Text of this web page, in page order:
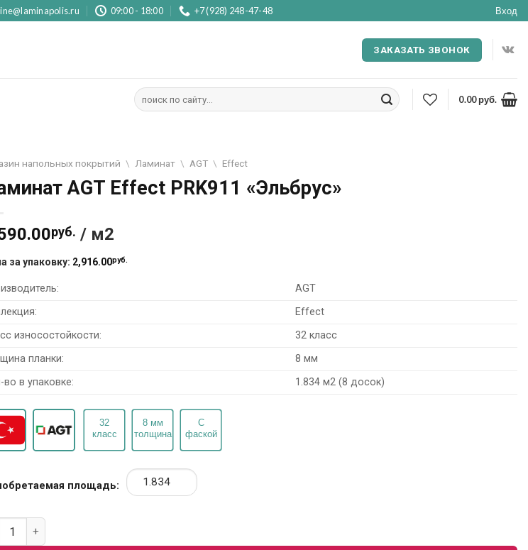
09:00 - 18:00 +7 (928) 248-47-48 Вход
ЗАКАЗАТЬ ЗВОНОК
Искать:
0.00руб.
напольных покрытий \ Ламинат \ AGT \ Effect
AGT Effect PRK911 «Эльбрус»
руб. / м2
за упаковку: 2,916.00руб.
AGT
Effect
износостойкости:
32 класс
планки:
8 мм
во в упаковке:
1.834 м2 (8 досок)
площадь:
товара Ламинат AGT Effect PRK911 "Эльбрус"